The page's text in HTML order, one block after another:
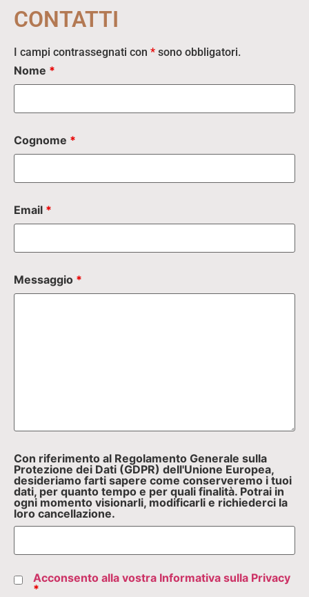
CONTATTI
I campi contrassegnati con * sono obbligatori.
Nome *
Cognome *
Email *
Messaggio *
Con riferimento al Regolamento Generale sulla
Protezione dei Dati (GDPR) dell'Unione Europea,
desideriamo farti sapere come conserveremo i tuoi
dati, per quanto tempo e per quali finalità. Potrai in
ogni momento visionarli, modificarli e richiederci la
loro cancellazione.
Acconsento alla vostra Informativa sulla Privacy
*